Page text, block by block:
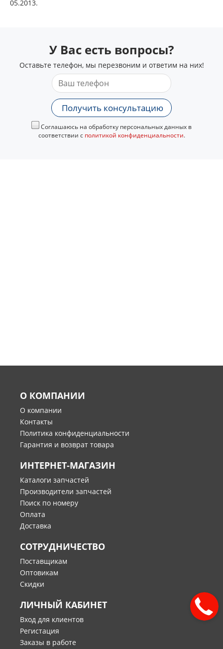
05.2013.
У Вас есть вопросы?
Оставьте телефон, мы перезвоним и ответим на них!
Получить консультацию
Соглашаюсь на обработку персональных данных в
соответствии с политикой конфиденциальности.
О КОМПАНИИ
О компании
Контакты
Политика конфиденциальности
Гарантия и возврат товара
ИНТЕРНЕТ-МАГАЗИН
Каталоги запчастей
Производители запчастей
Поиск по номеру
Оплата
Доставка
СОТРУДНИЧЕСТВО
Поставщикам
Оптовикам
Скидки
ЛИЧНЫЙ КАБИНЕТ
Вход для клиентов
Регистация
Заказы в работе